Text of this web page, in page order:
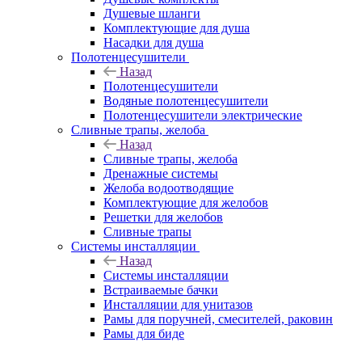
Душевые шланги
Комплектующие для душа
Насадки для душа
Полотенцесушители
Назад
Полотенцесушители
Водяные полотенцесушители
Полотенцесушители электрические
Сливные трапы, желоба
Назад
Сливные трапы, желоба
Дренажные системы
Желоба водоотводящие
Комплектующие для желобов
Решетки для желобов
Сливные трапы
Системы инсталляции
Назад
Системы инсталляции
Встраиваемые бачки
Инсталляции для унитазов
Рамы для поручней, смесителей, раковин
Рамы для биде